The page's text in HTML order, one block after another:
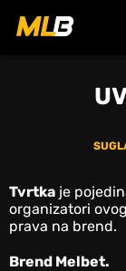
Tvrtka je
organizatori
prava na brend.
Brend Melbet.